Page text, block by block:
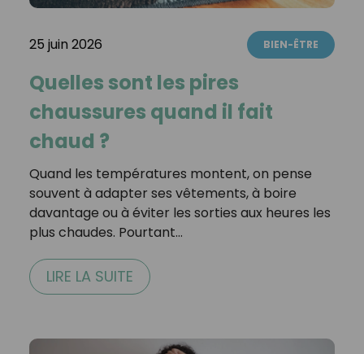
25 juin 2026 BIEN-ÊTRE
Quelles sont les pires
chaussures quand il fait
chaud ?
Quand les températures montent, on pense
souvent à adapter ses vêtements, à boire
davantage ou à éviter les sorties aux heures les
plus chaudes. Pourtant…
LIRE LA SUITE